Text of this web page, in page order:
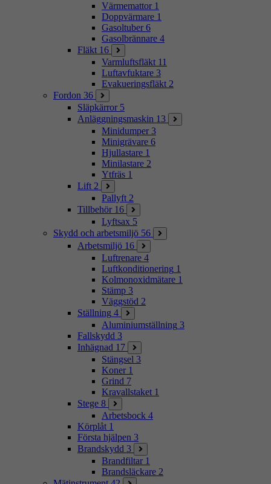
Värmemattor 1
Doppvärmare 1
Gasoltuber 6
Gasolbrännare 4
Fläkt 16
Varmluftsfläkt 11
Luftavfuktare 3
Evakueringsfläkt 2
Fordon 36
Släpkärror 5
Anläggningsmaskin 13
Minidumper 3
Minigrävare 6
Hjullastare 1
Minilastare 2
Ytfräs 1
Lift 2
Pallyft 2
Tillbehör 16
Lyftsax 5
Skydd och arbetsmiljö 56
Arbetsmiljö 16
Luftrenare 4
Luftkonditionering 1
Kolmonoxidmätare 1
Stämp 3
Väggstöd 2
Ställning 4
Aluminiumställning 3
Fallskydd 3
Inhägnad 17
Stängsel 3
Koner 1
Grind 7
Kravallstaket 1
Stege 8
Arbetsbock 4
Körplåt 1
Första hjälpen 3
Brandskydd 3
Brandfiltar 1
Brandsläckare 2